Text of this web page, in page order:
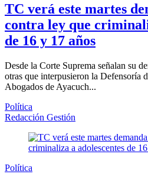
TC verá este martes
contra ley que
de 16 y 17 años
Desde la Corte Suprema señalan su
otras que interpusieron la Defensoría
Abogados de Ayacuch...
Política
Redacción Gestión
Política